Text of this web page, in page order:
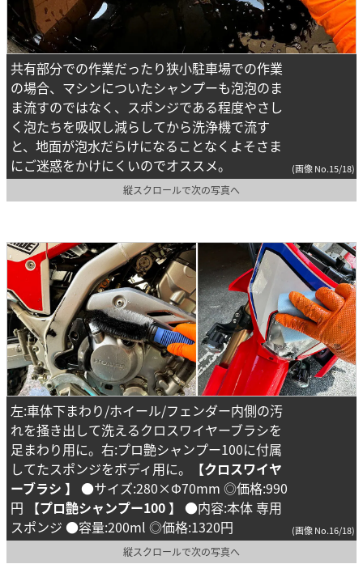
共有部分での作業だったり狭小駐車場での作業
の場合、マシンについたシャンプーも泡泡のま
ま流すのではなく、スポンジである程度やさし
く泡たちを吸収し減らしてから洗浄機で流す
と、地面が泡水だらけになることなくよそさま
にご迷惑をかけにくいのでオススメ。
(画像 No.15/18)
縦スクロールで次の写真へ
左:車体下まわり/ホイール/フェンダー内側の汚
れを掻き出して洗えるクロスワイヤーブラシを
足まわり用に。右:プロ艶シャンプー100に付属
してたスポンジをボディ用に。
【クロスワイヤ
ーブラシ 】 ●サイズ:280×Φ70mm ◎価格:990
円
【プロ艶シャンプー100 】 ●内容:本体 専用
スポンジ ●容量:200ml ◎価格:1320円
(画像 No.16/18)
縦スクロールで次の写真へ